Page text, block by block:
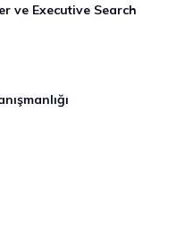
ve Executive Search